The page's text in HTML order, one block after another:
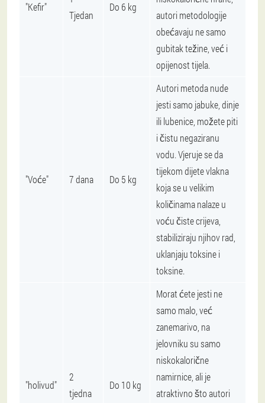
"Kefir"
Tjedan
Do 6 kg
autori metodologije
obećavaju ne samo
gubitak težine, već i
opijenost tijela.
"Voće" 7 dana Do 5 kg
Autori metoda nude
jesti samo jabuke, dinje
ili lubenice, možete piti
i čistu negaziranu
vodu. Vjeruje se da
tijekom dijete vlakna
koja se u velikim
količinama nalaze u
voću čiste crijeva,
stabiliziraju njihov rad,
uklanjaju toksine i
toksine.
"holivud"
2
tjedna
Do 10 kg
Morat ćete jesti ne
samo malo, već
zanemarivo, na
jelovniku su samo
niskokalorične
namirnice, ali je
atraktivno što autori